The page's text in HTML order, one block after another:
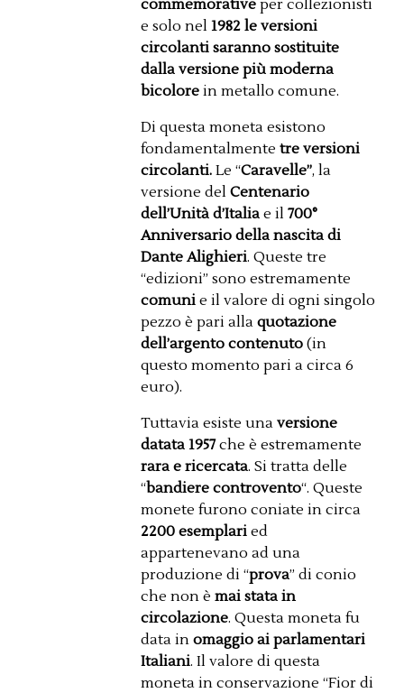
commemorative per collezionisti
e solo nel1982 le versioni
circolanti saranno sostituite
dalla versione più moderna
bicolorein metallo comune.
Di questa moneta esistono
fondamentalmentetre versioni
circolanti. Le “Caravelle”, la
versione delCentenario
dell’Unità d’Italia e il700°
Anniversario della nascita di
Dante Alighieri. Queste tre
“edizioni” sono estremamente
comuni e il valore di ogni singolo
pezzo è pari allaquotazione
dell’argento contenuto (in
questo momento pari a circa 6
euro).
Tuttavia esiste una versione
datata 1957che è estremamente
rara e ricercata. Si tratta delle
“bandiere controvento“. Queste
monete furono coniate in circa
2200 esemplari ed
appartenevano ad una
produzione di “prova” di conio
che non èmai stata in
circolazione. Questa moneta fu
data inomaggio ai parlamentari
Italiani. Il valore di questa
moneta in conservazione “Fior di